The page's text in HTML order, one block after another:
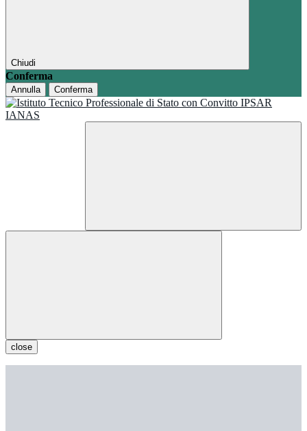
Chiudi
Conferma
Annulla Conferma
close